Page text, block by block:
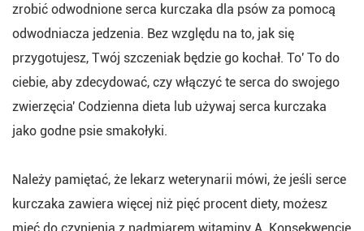
zrobić odwodnione serca kurczaka dla psów za pomocą
odwodniacza jedzenia. Bez względu na to, jak się
przygotujesz, Twój szczeniak będzie go kochał. To' To do
ciebie, aby zdecydować, czy włączyć te serca do swojego
zwierzęcia' Codzienna dieta lub używaj serca kurczaka
jako godne psie smakołyki.
Należy pamiętać, że lekarz weterynarii mówi, że jeśli serce
kurczaka zawiera więcej niż pięć procent diety, możesz